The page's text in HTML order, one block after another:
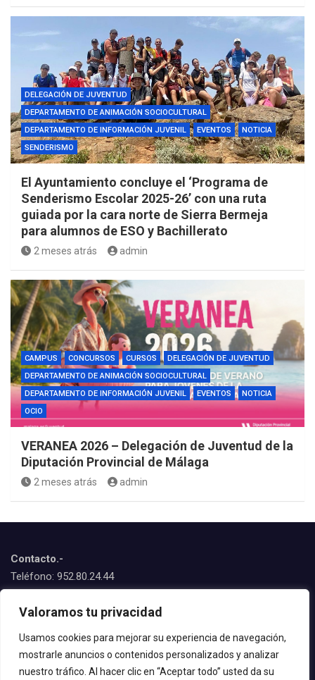
Valoramos tu privacidad
Usamos cookies para mejorar su experiencia de navegación,
mostrarle anuncios o contenidos personalizados y analizar
nuestro tráfico. Al hacer clic en “Aceptar todo” usted da su
DELEGACIÓN DE JUVENTUD
DEPARTAMENTO DE ANIMACIÓN SOCIOCULTURAL
DEPARTAMENTO DE INFORMACIÓN JUVENIL
EVENTOS
NOTICIA
SENDERISMO
El Ayuntamiento concluye el ‘Programa de
Senderismo Escolar 2025-26’ con una ruta
guiada por la cara norte de Sierra Bermeja
para alumnos de ESO y Bachillerato
2 meses atrás admin
CAMPUS CONCURSOS CURSOS
DELEGACIÓN DE JUVENTUD
DEPARTAMENTO DE ANIMACIÓN SOCIOCULTURAL
DEPARTAMENTO DE INFORMACIÓN JUVENIL
EVENTOS
NOTICIA
OCIO
VERANEA 2026 – Delegación de Juventud de la
Diputación Provincial de Málaga
2 meses atrás admin
Contacto.-
Teléfono: 952.80.24.44
juventud@estepona.es
© 2020 Delegación de Juventud